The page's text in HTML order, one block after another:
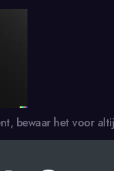
bewaar het voor